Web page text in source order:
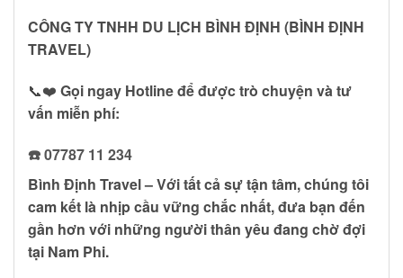
CÔNG TY TNHH DU LỊCH BÌNH ĐỊNH (BÌNH ĐỊNH
TRAVEL)
📞❤️ Gọi ngay Hotline để được trò chuyện và tư
vấn miễn phí:
☎️ 07787 11 234
Bình Định Travel – Với tất cả sự tận tâm, chúng tôi
cam kết là nhịp cầu vững chắc nhất, đưa bạn đến
gần hơn với những người thân yêu đang chờ đợi
tại Nam Phi.